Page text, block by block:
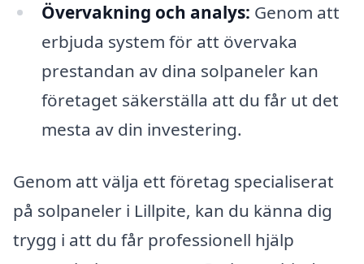
Övervakning och analys: Genom att
erbjuda system för att övervaka
prestandan av dina solpaneler kan
företaget säkerställa att du får ut det
mesta av din investering.
Genom att välja ett företag specialiserat
på solpaneler i Lillpite, kan du känna dig
trygg i att du får professionell hjälp